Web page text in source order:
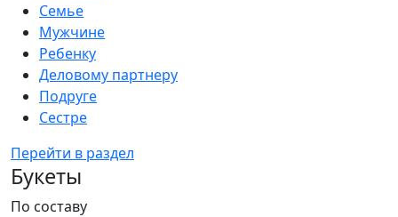
Семье
Мужчине
Ребенку
Деловому партнеру
Подруге
Сестре
Перейти в раздел
Букеты
По составу